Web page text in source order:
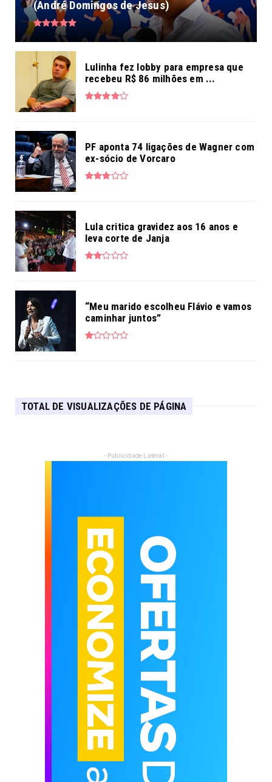
(André Domingos de Jesus)
Lulinha fez lobby para empresa que
recebeu R$ 86 milhões em ...
PF aponta 74 ligações de Wagner com
ex-sócio de Vorcaro
Lula critica gravidez aos 16 anos e
leva corte de Janja
“Meu marido escolheu Flávio e vamos
caminhar juntos”
TOTAL DE VISUALIZAÇÕES DE PÁGINA
- Publicidade Lateral -